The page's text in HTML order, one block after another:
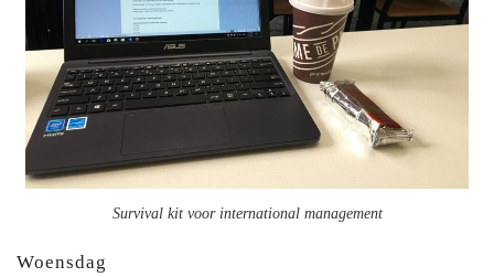
Survival kit voor international management
Woensdag